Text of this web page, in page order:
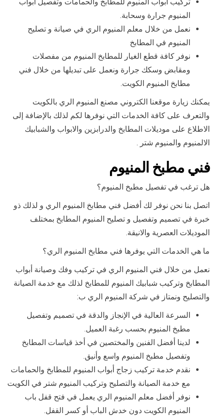
المنيوم جرارة وسحابة.
نعمل من خلال معلم المنيوم الري في صيانة و تصليح
المنيوم في المطابخ
نوفر كافة قطع الغيار للمطابخ المنيوم من مفصلات
ومقابض وسكك جرارة ونعمل على تبديلها من خلال فني
مطابخ المنيوم الكويت.
يمكنك زيارة موقعنا الكتروني مصنع المنيوم الري بالكويت
والتعرف على كافة الخدمات التي نوفرها لكم لذلك بالإضافة إلى
الاطلاع على موديلات المطابخ والدرابزين والابواب والشبابيك
الالمنيوم والمنيوم شتر .
فني مطبخ المنيوم
هل ترغب في تفصيل مطبخ المنيوم؟
اتصل بنا نحن نوفر لك أفضل فني مطابخ المنيوم الري و لذلك ذو
خبرة في تصميم وتفصيل و تصليح المنيوم المطابخ بمختلف
الموديلات العصرية والانيقة.
ما هي الخدمات التي يوفرها فني مطابخ المنيوم الري؟
نعمل من خلال فني المنيوم الري في تركيب وفك وصيانة أبواب
المطابخ وتركيب شبابيك المنيوم للمطابخ لذلك مع خدمة الصيانة
والتصليح ونمتاز في شركة المنيوم الري ب:
السرعة العالية في الإنجاز والدقة في تصميم وتفصيل
مطبخ المنيوم بحسب رغبة العميل.
لدينا أفضل الفنين والمختصين في أخذ قياسات المطابخ
وتفصيل مطبخ المنيوم واسع وأنيق.
نقدم خدمة تركيب زجاج أبواب المنيوم للمطابخ والحمامات
مع خدمة الصيانة والتصليح وتركيب المنيوم شتر في الكويت
نوفر أفضل معلم المنيوم الري يعمل في فتح قفل باب
المنيوم الكويت دون خدش الباب أو كسر القفل.